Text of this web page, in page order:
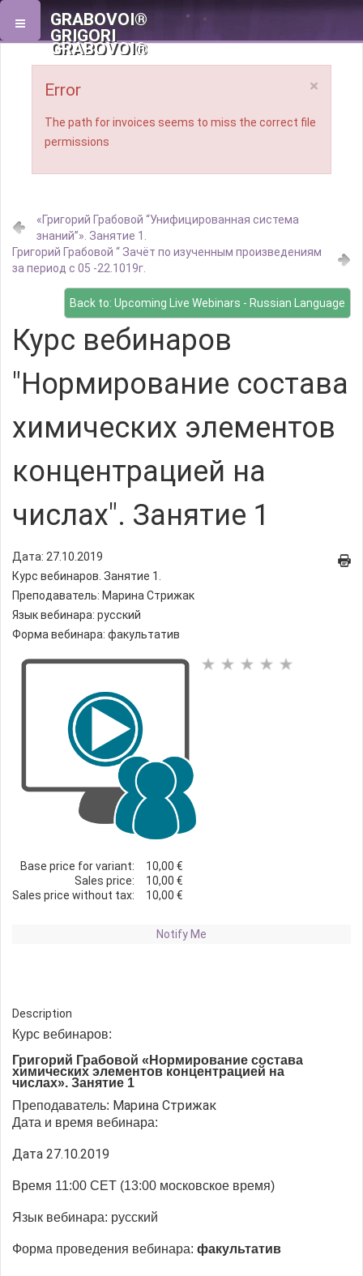
GRABOVOI®
GRIGORI
GRABOVOI®
×
Error
The path for invoices seems to miss the correct file
permissions
«Григорий Грабовой “Унифицированная система
знаний”». Занятие 1.
Григорий Грабовой “ Зачёт по изученным произведениям
за период с 05 -22.1019г.
Back to: Upcoming Live Webinars - Russian Language
Курс вебинаров
"Нормирование состава
химических элементов
концентрацией на
числах". Занятие 1
Дата: 27.10.2019
Курс вебинаров. Занятие 1.
Преподаватель: Марина Стрижак
Язык вебинара: русский
Форма вебинара: факультатив
Base price for variant:
10,00 €
Sales price:
10,00 €
Sales price without tax:
10,00 €
Notify Me
Description
Курс вебинаров:
Григорий Грабовой «Нормирование состава
химических элементов концентрацией на
числах». Занятие 1
Преподаватель: Марина Стрижак
Дата и время вебинара:
Дата 27.10.2019
Время 11:00 CET (13:00 московское время)
Язык вебинара: русский
Форма проведения вебинара: факультатив